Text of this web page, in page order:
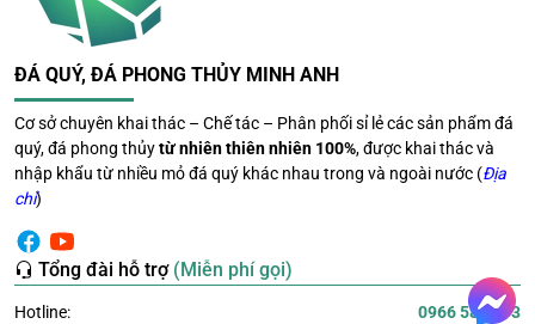
Mang lại bình an và cân bằng
cảm xúc
Nguồn năng lượng dịu nhẹ từ đá giúp ổn định tinh thần,
giảm cảm giác lo âu và mang đến sự thư giãn cho người
sử dụng.
Đây là lý do nhiều người lựa chọn đặt thạch anh tím trong
phòng ngủ hoặc khu vực nghỉ ngơi.
Hỗ trợ trí tuệ và sự tập trung
ĐÁ QUÝ, ĐÁ PHONG THỦY MINH ANH
Cơ sở chuyên khai thác – Chế tác – Phân phối sỉ lẻ các sản phẩm đá
quý, đá phong thủytừ nhiên thiên nhiên 100%, được khai thác và
nhập khẩu từ nhiều mỏ đá quý khác nhau trong và ngoài nước (Địa
chỉ)
Tổng đài hỗ trợ (Miễn phí gọi)
Hotline: 0966 581 393